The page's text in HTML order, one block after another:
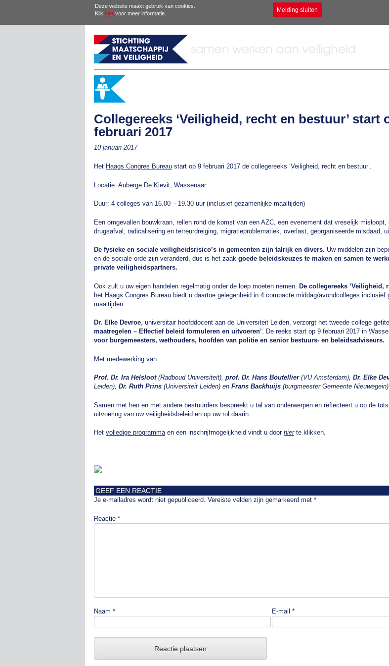
Deze website maakt gebruik van cookies.
Klik hier voor meer informatie. Melding sluiten
Collegereeks ‘Veiligheid, recht en bestuur’ start
februari 2017
10 januari 2017
Het Haags Congres Bureau start op 9 februari 2017 de collegereeks ‘Veiligheid, recht en bestuur’.
Locatie: Auberge De Kievit, Wassenaar
Duur: 4 colleges van 16.00 – 19.30 uur (inclusief gezamenlijke maaltijden)
Een omgevallen bouwkraan, rellen rond de komst van een AZC, een evenement dat vreselijk misloopt,
drugsafval, radicalisering en terreurdreiging, migratieproblematiek, overlast, georganiseerde misdaad,
De fysieke en sociale veiligheidsrisico’s in gemeenten zijn talrijk en divers. Uw middelen zijn
en de sociale orde zijn veranderd, dus is het zaak goede beleidskeuzes te maken en samen te
private veiligheidspartners.
Ook zult u uw eigen handelen regelmatig onder de loep moeten nemen. De collegereeks ‘Veiligheid,
het Haags Congres Bureau biedt u daartoe gelegenheid in 4 compacte middag/avondcolleges inclusief
maaltijden.
Dr. Elke Devroe, universitair hoofddocent aan de Universiteit Leiden, verzorgt het tweede college
maatregelen – Effectief beleid formuleren en uitvoeren’. De reeks start op 9 februari 2017 in
voor burgemeesters, wethouders, hoofden van politie en senior bestuurs- en beleidsadviseurs.
Met medewerking van:
Prof. Dr. Ira Helsloot(Radboud Universiteit), prof. Dr. Hans Boutellier(VU Amsterdam), Dr. Elke
Leiden), Dr. Ruth Prins (Universiteit Leiden) en Frans Backhuijs (burgmeester Gemeente Nieuwegein)
Samen met hen en met andere bestuurders bespreekt u tal van onderwerpen en reflecteert u op de
uitvoering van uw veiligheidsbeleid en op uw rol daarin.
Het volledige programmaen een inschrijfmogelijkheid vindt u door hier te klikken.
GEEF EEN REACTIE
Je e-mailadres wordt niet gepubliceerd. Vereiste velden zijn gemarkeerd met *
Reactie *
Naam * E-mail *